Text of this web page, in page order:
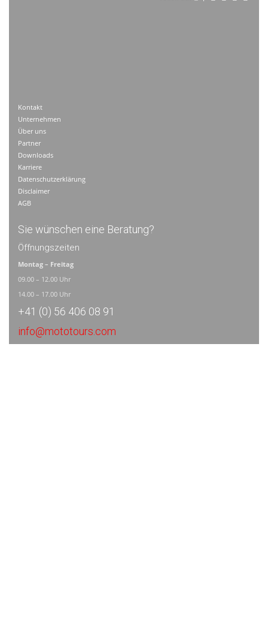
Kontakt
Unternehmen
Über uns
Partner
Downloads
Karriere
Datenschutzerklärung
Disclaimer
AGB
Sie wünschen eine Beratung?
Öffnungszeiten
Montag – Freitag
09.00 – 12.00 Uhr
14.00 – 17.00 Uhr
+41 (0) 56 406 08 91
info@mototours.com